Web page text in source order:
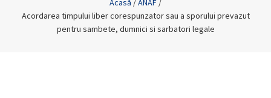
Acasă /ANAF /
Acordarea timpului liber corespunzator sau a sporului prevazut
pentru sambete, dumnici si sarbatori legale